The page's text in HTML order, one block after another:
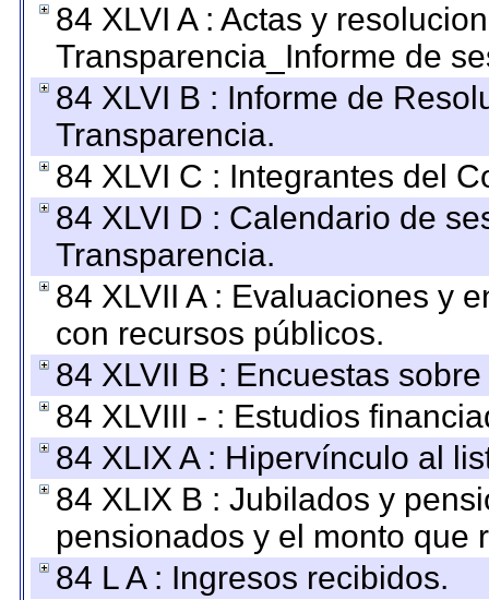
84 XLVI A : Actas y
Transparencia_Informe de
84 XLVI B : Informe de
Transparencia.
84 XLVI C : Integrantes del
84 XLVI D : Calendario de
Transparencia.
84 XLVII A : Evaluaciones y
con recursos públicos.
84 XLVII B : Encuestas
84 XLVIII - : Estudios
84 XLIX A : Hipervínculo al
84 XLIX B : Jubilados y
pensionados y el monto que
84 L A : Ingresos recibidos.